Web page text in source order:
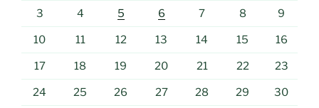
3 4 5 6 7 8 9
10 11 12 13 14 15 16
17 18 19 20 21 22 23
24 25 26 27 28 29 30